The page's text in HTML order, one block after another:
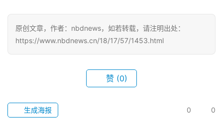
原创文章，作者：nbdnews，如若转载，请注明出处：
https://www.nbdnews.cn/18/17/57/1453.html
赞 (0)
0 0
生成海报